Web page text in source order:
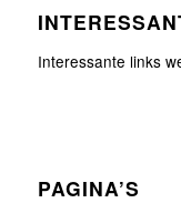
Interessante links
PAGINA’S